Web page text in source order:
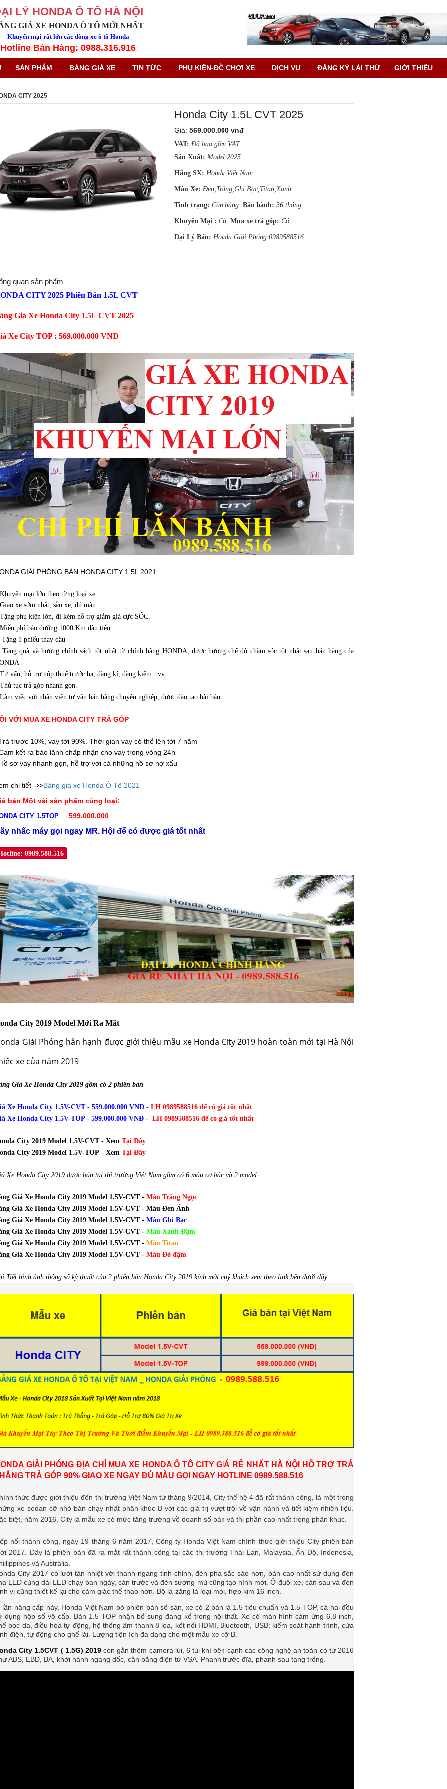
LÝ HONDA Ô TÔ HÀ NỘI
GIÁ XE HONDA Ô TÔ MỚI NHẤT
Khuyến mại rất lớn các dòng xe ô tô Honda
Hotline Bán Hàng: 0988.316.916
SẢN PHẨM BẢNG GIÁ XE TIN TỨC PHỤ KIỆN-ĐỒ CHƠI XE DỊCH VỤ ĐĂNG KÝ LÁI THỬ
GIỚI THIỆU
CITY 2025
Honda City 1.5L CVT 2025
Giá: 569.000.000 vnđ
VAT: Đã bao gồm VAT
Sản Xuất: Model 2025
Hãng SX: Honda Việt Nam
Màu Xe: Đen,Trắng,Ghi Bạc,Titan,Xanh
Tình trạng: Còn hàng. Bảo hành: 36 tháng
Khuyến Mại : Có. Mua xe trả góp: Có
Đại Lý Bán: Honda Giải Phóng 0989588516
quan sản phẩm
CITY 2025 Phiên Bản 1.5L CVT
Giá Xe Honda City 1.5L CVT 2025
Xe City TOP : 569.000.000 VNĐ
GIẢI PHÓNG BÁN HONDA CITY 1.5L 2021
mại lớn theo từng loại xe.
xe sớm nhất, sẵn xe, đủ màu
phụ kiện lớn, đi kèm hỗ trợ giảm giá cực SỐC.
phí bảo dưỡng 1000 Km đầu tiên.
Tặng 1 phiếu thay dầu
Tặng quà và hưởng chính sách tốt nhất từ chính hãng HONDA, được hưởng chế độ chăm sóc tốt nhất sau bán hàng của
vấn, hỗ trợ nộp thuế trước bạ, đăng kí, đăng kiểm...vv
tục trả góp nhanh gọn.
việc với nhân viên tư vấn bán hàng chuyên nghiệp, được đào tạo bài bản.
VỚI MUA XE HONDA CITY TRẢ GÓP
trước 10%, vay tới 90%. Thời gian vay có thể lên tới 7 năm
kết ra bảo lãnh chấp nhận cho vay trong vòng 24h
sơ vay nhanh gọn, hỗ trợ với cả những hồ sơ nợ xấu
chi tiết ⇒>Bảng giá xe Honda Ô Tô 2021
bán Một vài sản phẩm cùng loại:
CITY 1.5TOP : 599.000.000
nhấc máy gọi ngay MR. Hội để có được giá tốt nhất
0989.588.516
City 2019 Model Mới Ra Mắt
Giải Phóng hân hạnh được giới thiệu mẫu xe Honda City 2019 hoàn toàn mới tại Hà Nội
xe của năm 2019
Giá Xe Honda City 2019 gồm có 2 phiên bản
Xe Honda City 1.5V-CVT - 559.000.000 VNĐ - LH 0989588516 để có giá tốt nhất
Xe Honda City 1.5V-TOP - 599.000.000 VNĐ - LH 0989588516 để có giá tốt nhất
City 2019 Model 1.5V-CVT- Xem Tại Đây
City 2019 Model 1.5V-TOP - Xem Tại Đây
Xe Honda City 2019 được bán tại thị trường Việt Nam gồm có 6 màu cơ bản và 2 model
Giá Xe Honda City 2019 Model 1.5V-CVT - Màu Trắng Ngọc
Giá Xe Honda City 2019 Model 1.5V-CVT - Màu Đen Ánh
Giá Xe Honda City 2019 Model 1.5V-CVT - Màu Ghi Bạc
Giá Xe Honda City 2019 Model 1.5V-CVT - Màu Xanh Đậm
Giá Xe Honda City 2019 Model 1.5V-CVT - Màu Titan
Giá Xe Honda City 2019 Model 1.5V-CVT - Màu Đỏ đậm
Tiết hình ảnh thông số kỹ thuật của 2 phiên bản Honda City 2019 kính mời quý khách xem theo link bên dưới đây
GIẢI PHÓNG ĐỊA CHỈ MUA XE HONDA Ô TÔ CITY GIÁ RẺ NHẤT HÀ NỘI HỖ TRỢ TRẢ
TRẢ GÓP 90% GIAO XE NGAY ĐỦ MÀU GỌI NGAY HOTLINE 0989.588.516
thức được giới thiệu đến thị trường Việt Nam từ tháng 9/2014, City thế hệ 4 đã rất thành công, là một trong
xe sedan cỡ nhỏ bán chạy nhất phân khúc B với các giá trị vượt trội về vận hành và tiết kiệm nhiên liệu.
biệt, năm 2016, City là mẫu xe có mức tăng trưởng về doanh số bán và thị phần cao nhất trong phân khúc.
nối thành công, ngày 19 tháng 6 năm 2017, Công ty Honda Việt Nam chính thức giới thiệu City phiên bản
2017 . Đây là phiên bản đã ra mắt rất thành công tại các thị trường Thái Lan, Malaysia, Ấn Độ, Indonesia,
và Australia.
City 2017 có lưới tản nhiệt với thanh ngang tinh chỉnh, đèn pha sắc sảo hơn, bản cao nhất sử dụng đèn
LED cùng dải LED chạy ban ngày, cản trước và đèn sương mù cũng tạo hình mới. Ở đuôi xe, cản sau và đèn
vị cũng thiết kế lại cho cảm giác thể thao hơn. Bộ la-zăng là loại mới, hợp kim 16 inch.
lần nâng cấp này, Honda Việt Nam bỏ phiên bản số sàn, xe có 2 bản là 1.5 tiêu chuẩn và 1.5 TOP, cả hai đều
dụng hộp số vô cấp. Bản 1.5 TOP nhận bổ sung đáng kể trong nội thất. Xe có màn hình cảm ứng 6,8 inch,
bọc da, điều hòa tự động, hệ thống âm thanh 8 loa, kết nối HDMI, Bluetooth, USB; kiểm soát hành trình, cửa
điện, tự động cho ghế lái. Lượng tiện ích đa dạng cho một mẫu xe cỡ B.
City 1.5CVT ( 1.5G) 2019còn gắn thêm camera lùi, 6 túi khí bên cạnh các công nghệ an toàn có từ 2016
ABS, EBD, BA, khởi hành ngang dốc, cân bằng điện tử VSA. Phanh trước đĩa, phanh sau tang trống.